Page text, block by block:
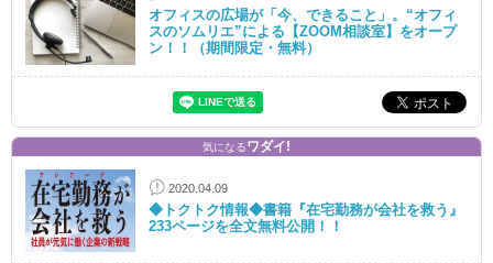
オフィスの広場が「今、できること」。“オフィ
スのソムリエ”による【ZOOM相談室】をオープ
ン！！（期間限定・無料）
気になるワダイ!
2020.04.09
◆トクトク情報◆書籍『在宅勤務が会社を救う』
233ページを全文無料公開！！